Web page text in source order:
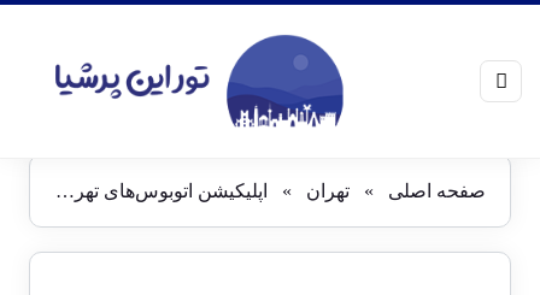
صفحه اصلی »تهران » اپلیکیشن اتوبوس‌های تهران برای اندروید